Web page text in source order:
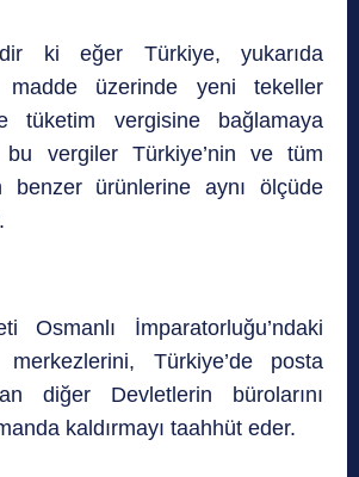
ki eğer Türkiye, yukarıda
madde üzerinde yeni tekeller
tüketim vergisine bağlamaya
vergiler Türkiye’nin ve tüm
benzer ürünlerine aynı ölçüde
Osmanlı İmparatorluğu’ndaki
Türkiye’de posta
diğer Devletlerin bürolarını
kaldırmayı taahhüt eder.